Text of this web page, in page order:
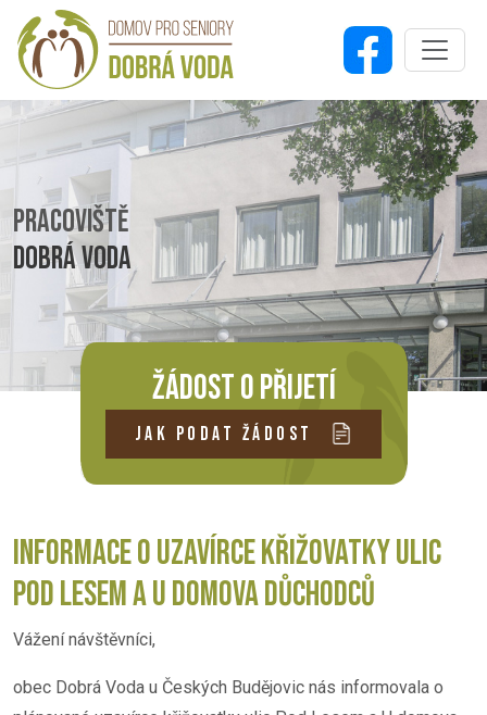
PRACOVIŠTĚ
DOBRÁ VODA
ŽÁDOST O PŘIJETÍ
JAK PODAT ŽÁDOST
INFORMACE O UZAVÍRCE KŘIŽOVATKY ULIC
POD LESEM A U DOMOVA DŮCHODCŮ
Vážení návštěvníci,
obec Dobrá Voda u Českých Budějovic nás informovala o